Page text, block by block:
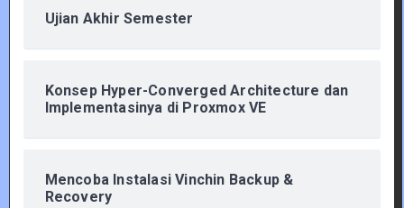
Ujian Akhir Semester
Konsep Hyper-Converged Architecture dan
Implementasinya di Proxmox VE
Mencoba Instalasi Vinchin Backup &
Recovery